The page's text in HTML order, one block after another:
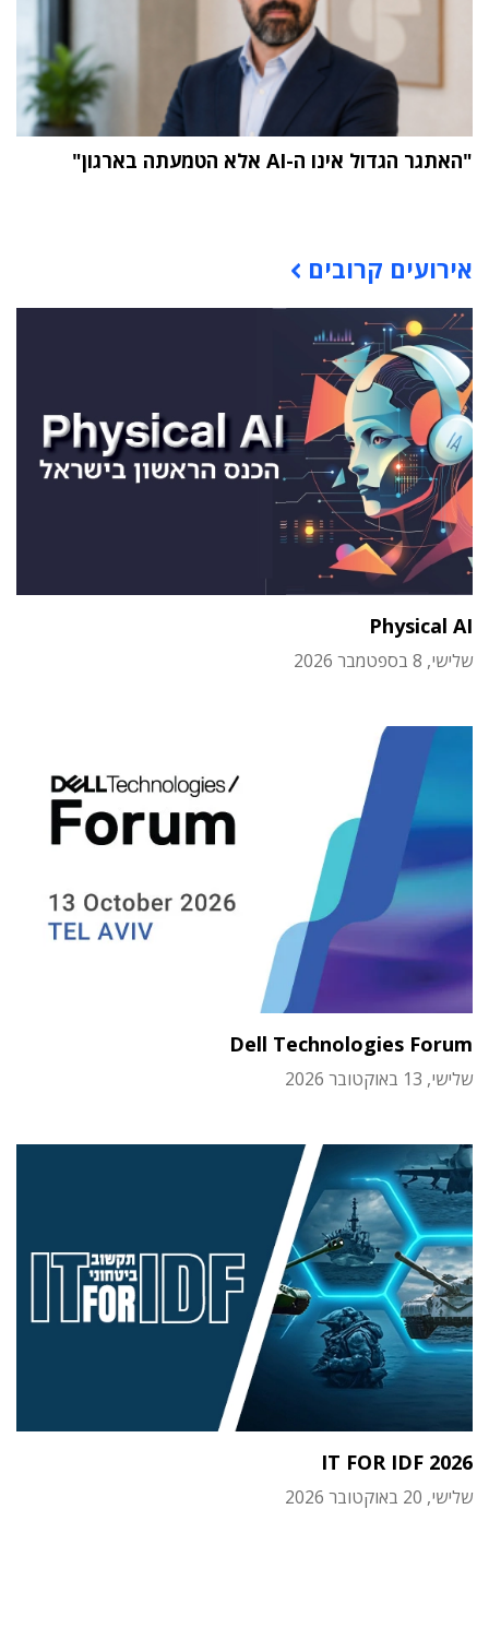
"האתגר הגדול אינו ה-AI אלא הטמעתה בארגון"
אירועים קרובים
Physical AI
שלישי, 8 בספטמבר 2026
Dell Technologies Forum
שלישי, 13 באוקטובר 2026
IT FOR IDF 2026
שלישי, 20 באוקטובר 2026